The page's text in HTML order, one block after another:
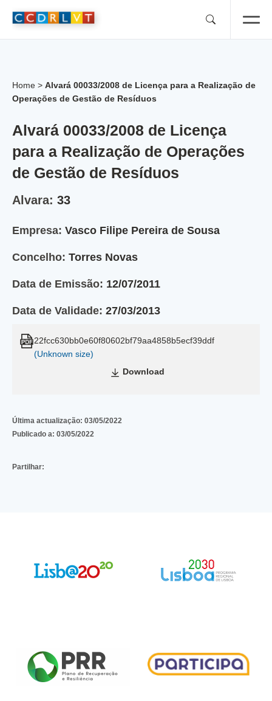
Home > Alvará 00033/2008 de Licença para a Realização de
Operações de Gestão de Resíduos
Alvará 00033/2008 de Licença
para a Realização de Operações
de Gestão de Resíduos
Alvara: 33
Empresa: Vasco Filipe Pereira de Sousa
Concelho: Torres Novas
Data de Emissão: 12/07/2011
Data de Validade: 27/03/2013
22fcc630bb0e60f80602bf79aa4858b5ecf39ddf
(Unknown size)
Download
Última actualização: 03/05/2022
Publicado a: 03/05/2022
Partilhar: